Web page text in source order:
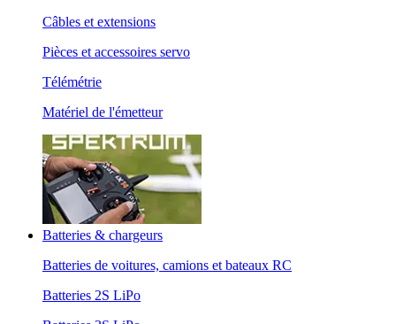
Câbles et extensions
Pièces et accessoires servo
Télémétrie
Matériel de l'émetteur
Batteries & chargeurs
Batteries de voitures, camions et bateaux RC
Batteries 2S LiPo